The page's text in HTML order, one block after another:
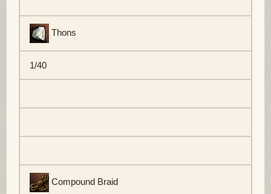
Thons
1/40
Compound Braid